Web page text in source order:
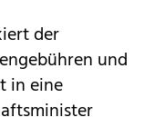
der
und
in eine